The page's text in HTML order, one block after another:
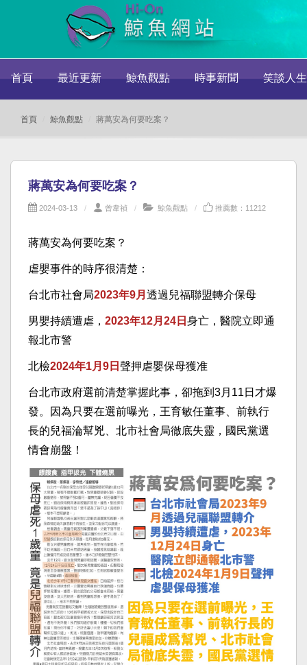
首頁 最近更新 鯨魚觀點 時事新聞 笑談人生
首頁 鯨魚觀點 蔣萬安為何要吃案？
蔣萬安為何要吃案？
2024-03-13 曾韋禎 鯨魚觀點 推薦數：11212
蔣萬安為何要吃案？
虐嬰事件的時序很清楚：
台北市社會局2023年9月 透過兒福聯盟轉介保母
男嬰持續遭虐， 2023年12月24日 身亡，醫院立即通
報北市警
北檢2024年1月9日 聲押虐嬰保母獲准
台北市政府選前清楚掌握此事，卻拖到3月11日才爆
發。因為只要在選前曝光，王育敏任董事、前執行
長的兒福淪幫兇、北市社會局徹底失靈，國民黨選
情會崩盤！